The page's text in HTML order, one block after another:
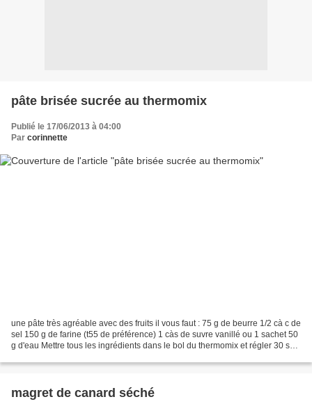
pâte brisée sucrée au thermomix
Publié le 17/06/2013 à 04:00
Par corinnette
une pâte très agréable avec des fruits il vous faut : 75 g de beurre 1/2 cà c de
sel 150 g de farine (t55 de préférence) 1 càs de suvre vanillé ou 1 sachet 50
g d'eau Mettre tous les ingrédients dans le bol du thermomix et régler 30 sec
magret de canard séché